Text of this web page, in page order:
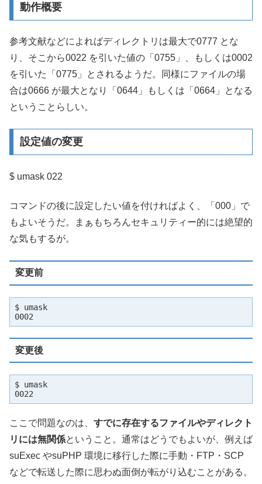
動作概要
参考文献などによればディレクトリは最大で0777 とな
り、そこから0022 を引いた値の「0755」、もしくは0002
を引いた「0775」とされるようだ。同様にファイルの場
合は0666 が最大となり「0644」もしくは「0664」となる
ということらしい。
設定値の変更
$ umask 022
コマンドの後に設定したい値を付ければよく、「000」で
もよいそうだ。まぁもちろんセキュリティー的には絶望的
な気もするが。
変更前
$ umask
0002
変更後
$ umask
0022
ここで問題なのは、 すでに存在するファイルやディレクト
リには無関係ということ。通常はどうでもよいが、例えば
suExec やsuPHP 環境に移行した際に手動・FTP・SCP
などで転送した際に思わぬ面倒が転がり込むことがある。